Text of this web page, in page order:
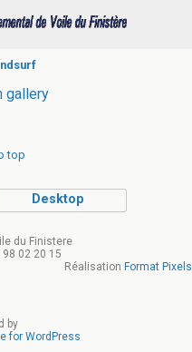
gallery
top
Desktop
du Finistere
98 02 20 15
Réalisation Format Pixels
by
for WordPress